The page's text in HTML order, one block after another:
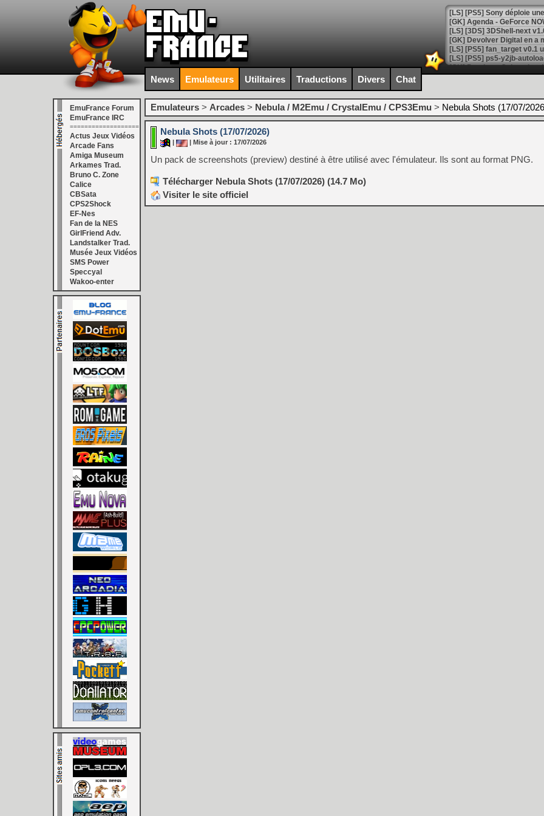
[GK] Agenda - GeForce
[GK] Devolver Digital en a
[LS] [PS5] ps5-y2jb-
[GK] Pourquoi Marvel
[GK] Test : Restory : Chill
[GK] GTA 6 : Rockstar
[GK] Hot Wheels Infinite
[GK] Mémoire cash -
[GK] Résultats Nintendo :
[GK] Déjà des
[Mo5] Brickboy cherche à
[GK] Minecraft et ses «
[GK] Beast of
[GK] Ubisoft : fin de partie
[GK] Mémoire cash -
[GK] Dan Houser (GTA)
[GK] Comment EA Sports
[GK] Crimson Moon : un
[GK] Isle of Reveries : le
[GK] Moonlighter 2 : The
[GK] Capcom relance
[Mo5] Deux inédits du
[GK] Le beat'em up The
[GK] Endless Legend 2 :
[LS] [PS5] Le WebKit
[GK] Oubliez Crazy Taxi,
[LS] [Switch] NSZ 5.0.0
[GK] No More Room in
News Emulateurs Utilitaires Traductions Divers Chat
EmuFrance Forum
EmuFrance IRC
===================
Actus Jeux Vidéos
Arcade Fans
Amiga Museum
Arkames Trad.
Bruno C. Zone
Calice
CBSata
CPS2Shock
EF-Nes
Fan de la NES
GirlFriend Adv.
Landstalker Trad.
Musée Jeux Vidéos
SMS Power
Speccyal
Wakoo-enter
Emulateurs > Arcades > Nebula / M2Emu / CrystalEmu / CPS3Emu > Nebula Shots (17/07/
Nebula Shots (17/07/2026)
| Mise à jour : 17/07/2026
Un pack de screenshots (preview) destiné à être utilisé avec l'émulateur. Ils sont au format PNG.
Télécharger Nebula Shots (17/07/2026) (14.7 Mo)
Visiter le site officiel